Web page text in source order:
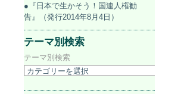
●『日本で生かそう！国連人権勧
告』（発行2014年8月4日）
テーマ別検索
テーマ別検索